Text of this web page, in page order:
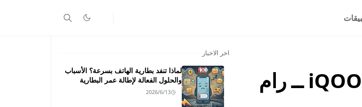
سعر ومواصفات هاتف iQOO 12 Pro ــ رام
اخر الاخبار
لماذا تنفد بطارية الهاتف بسرعة؟ الأسباب
والحلول الفعالة لإطالة عمر البطارية
2026/6/13